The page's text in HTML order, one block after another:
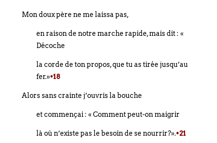
Mon doux père ne me laissa pas,
en raison de notre marche rapide, mais dit : «
Décoche
la corde de ton propos, que tu as tirée jusqu’au
fer.»•18
Alors sans crainte j’ouvris la bouche
et commençai : « Comment peut-on maigrir
là où n’existe pas le besoin de se nourrir?».•21